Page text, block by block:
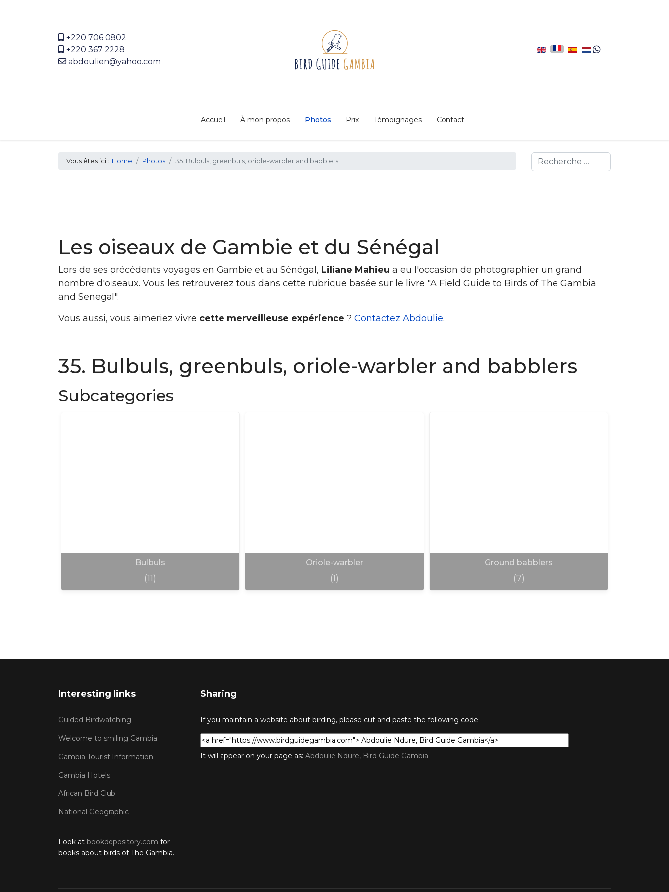
+220 706 0802
+220 367 2228
abdoulien@yahoo.com
Accueil À mon propos Photos Prix Témoignages Contact
Vous êtes ici : Home Photos 35. Bulbuls, greenbuls, oriole-warbler and babblers Search
Les oiseaux de Gambie et du Sénégal
Lors de ses précédents voyages en Gambie et au Sénégal, Liliane Mahieu a eu l'occasion de photographier un grand
nombre d'oiseaux. Vous les retrouverez tous dans cette rubrique basée sur le livre "A Field Guide to Birds of The Gambia
and Senegal".
Vous aussi, vous aimeriez vivre cette merveilleuse expérience ? Contactez Abdoulie.
35. Bulbuls, greenbuls, oriole-warbler and babblers
Subcategories
Bulbuls
(11)
Oriole-warbler
(1)
Ground babblers
(7)
Interesting links
Guided Birdwatching
Welcome to smiling Gambia
Gambia Tourist Information
Gambia Hotels
African Bird Club
National Geographic
Look at bookdepository.com for
books about birds of The Gambia.
Sharing
If you maintain a website about birding, please cut and paste the following code
It will appear on your page as: Abdoulie Ndure, Bird Guide Gambia